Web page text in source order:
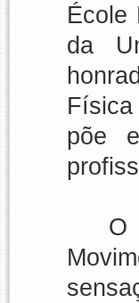
École
da
põe
O